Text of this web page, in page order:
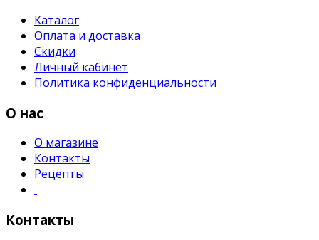
Каталог
Оплата и доставка
Скидки
Личный кабинет
Политика конфиденциальности
О нас
О магазине
Контакты
Рецепты
Контакты